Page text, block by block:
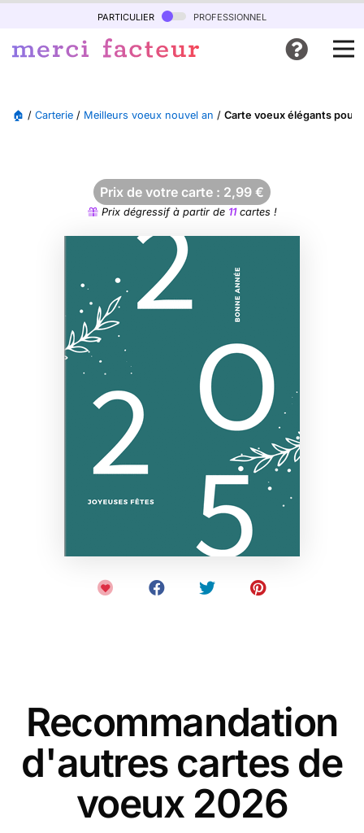
particulier professionnel
🏠 / Carterie / Meilleurs voeux nouvel an / Carte voeux élégants pour
Prix de votre carte : 2,99 €
Prix dégressif à partir de 11cartes !
Recommandation
d'autres cartes de
voeux 2026